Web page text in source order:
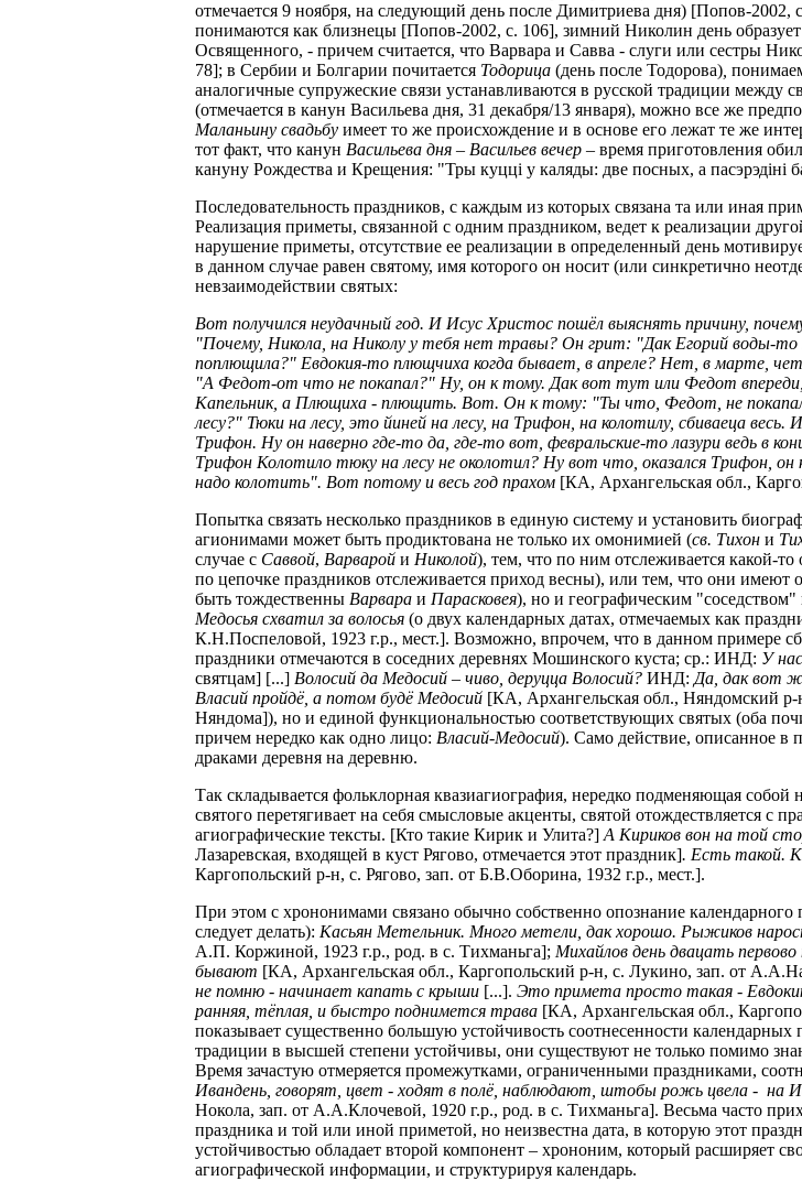
отмечается 9 ноября, на следующий день после Димитриева дня) [Попов-
понимаются как близнецы [Попов-2002, с. 106], зимний Николин день
Освященного, - причем считается, что Варвара и Савва - слуги или сестры
78]; в Сербии и Болгарии почитается Тодорица (день после Тодорова)
аналогичные супружеские связи устанавливаются в русской традиции
(отмечается в канун Васильева дня, 31 декабря/13 января), можно все же
Маланьину свадьбу имеет то же происхождение и в основе его лежат те же
тот факт, что канун Васильева дня – Васильев вечер – время приготовления
кануну Рождества и Крещения: "Тры куццi у каляды: две посных, а пасэрэдiнi
Последовательность праздников, с каждым из которых связана та или иная
Реализация приметы, связанной с одним праздником, ведет к реализации
нарушение приметы, отсутствие ее реализации в определенный день
в данном случае равен святому, имя которого он носит (или синкретично
невзаимодействии святых:
Вот получился неудачный год. И Исус Христос пошёл выяснять причину,
"Почему, Никола, на Николу у тебя нет травы? Он грит: "Дак Егорий воды-
поплющила?" Евдокия-то плющчиха когда бывает, в апреле? Нет, в марте,
"А Федот-от что не покапал?" Ну, он к тому. Дак вот тут или Федот
Капельник, а Плющиха - плющить. Вот. Он к тому: "Ты что, Федот, не
лесу?" Тюки на лесу, это йиней на лесу, на Трифон, на колотилу, сбиваеца
Трифон. Ну он наверно где-то да, где-то вот, февральские-то лазури ведь в
Трифон Колотило тюку на лесу не околотил? Ну вот что, оказался Трифон,
надо колотить". Вот потому и весь год прахом [КА, Архангельская обл.,
Попытка связать несколько праздников в единую систему и установить
агионимами может быть продиктована не только их омонимией (св. Тихон и
случае с Саввой, Варварой и Николой), тем, что по ним отслеживается какой-
по цепочке праздников отслеживается приход весны), или тем, что они
быть тождественны Варвара и Парасковея), но и географическим
Медосья схватил за волосья (о двух календарных датах, отмечаемых как
К.Н.Поспеловой, 1923 г.р., мест.]. Возможно, впрочем, что в данном примере
праздники отмечаются в соседних деревнях Мошинского куста; ср.: ИНД: У
святцам] [...] Волосий да Медосий – чиво, деруцца Волосий? ИНД: Да, дак вот
Власий пройдё, а потом будё Медосий [КА, Архангельская обл., Няндомский
Няндома]), но и единой функциональностью соответствующих святых (оба
причем нередко как одно лицо: Власий-Медосий). Само действие, описанное в
драками деревня на деревню.
Так складывается фольклорная квазиагиография, нередко подменяющая
святого перетягивает на себя смысловые акценты, святой отождествляется с
агиографические тексты. [Кто такие Кирик и Улита?] А Кириков вон на той
Лазаревская, входящей в куст Рягово, отмечается этот праздник]. Есть такой.
Каргопольский р-н, с. Рягово, зап. от Б.В.Оборина, 1932 г.р., мест.].
При этом с хрононимами связано обычно собственно опознание
следует делать): Касьян Метельник. Много метели, дак хорошо. Рыжиков
А.П. Коржиной, 1923 г.р., род. в с. Тихманьга]; Михайлов день двацать
бывают [КА, Архангельская обл., Каргопольский р-н, с. Лукино, зап. от
не помню - начинает капать с крыши [...]. Это примета просто такая -
ранняя, тёплая, и быстро поднимется трава [КА, Архангельская обл.,
показывает существенно большую устойчивость соотнесенности
традиции в высшей степени устойчивы, они существуют не только помимо
Время зачастую отмеряется промежутками, ограниченными праздниками,
Ивандень, говорят, цвет - ходят в полё, наблюдают, штобы рожь цвела - на
Нокола, зап. от А.А.Клочевой, 1920 г.р., род. в с. Тихманьга]. Весьма часто
праздника и той или иной приметой, но неизвестна дата, в которую этот
устойчивостью обладает второй компонент – хрононим, который расширяет
агиографической информации, и структурируя календарь.